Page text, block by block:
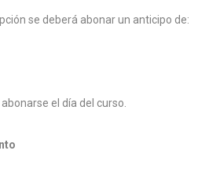
se deberá abonar un anticipo de:
el día del curso.